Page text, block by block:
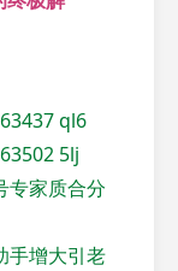
ql6
5lj
专家质合分
手增大引老